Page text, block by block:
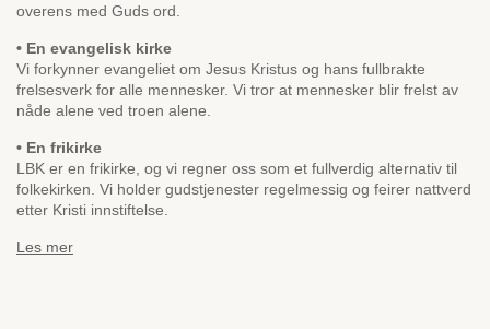
overens med Guds ord.
• En evangelisk kirke
Vi forkynner evangeliet om Jesus Kristus og hans fullbrakte
frelsesverk for alle mennesker. Vi tror at mennesker blir frelst av
nåde alene ved troen alene.
• En frikirke
LBK er en frikirke, og vi regner oss som et fullverdig alternativ til
folkekirken. Vi holder gudstjenester regelmessig og feirer nattverd
etter Kristi innstiftelse.
Les mer